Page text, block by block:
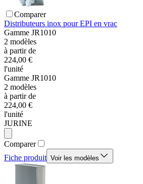
Comparer
Distributeurs inox pour EPI en vrac
Gamme JR1010
2 modèles
à partir de
224,00 €
l'unité
Gamme JR1010
2 modèles
à partir de
224,00 €
l'unité
JURINE
Comparer
Fiche produit Voir les modèles